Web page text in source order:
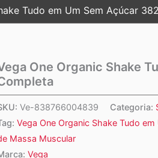
Tudo em Um Sem Açúcar
One Organic Shake
Ve-838766004839 Categoria:
Vega One Organic Shake Tudo
Massa Muscular
Vega